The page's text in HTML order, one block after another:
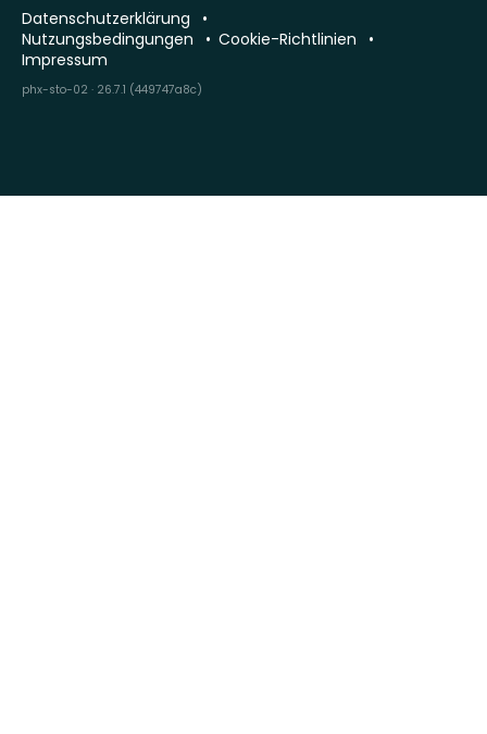
Datenschutzerklärung
Nutzungsbedingungen
Cookie-Richtlinien
Impressum
phx-sto-02 · 26.7.1 (449747a8c)